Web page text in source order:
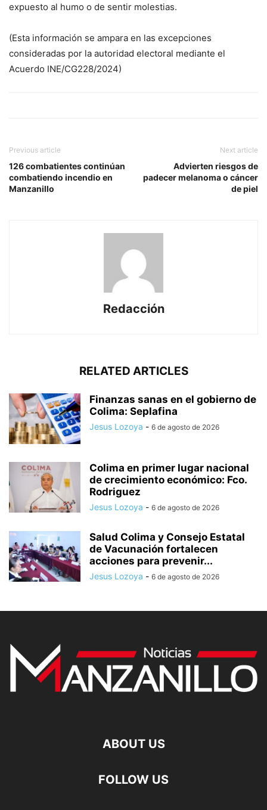
expuesto al humo o de sentir molestias.
(Esta información se ampara en las excepciones
consideradas por la autoridad electoral mediante el
Acuerdo INE/CG228/2024)
Previous article
126 combatientes continúan
combatiendo incendio en
Manzanillo
Next article
Advierten riesgos de
padecer melanoma o cáncer
de piel
Redacción
RELATED ARTICLES
Finanzas sanas en el gobierno de
Colima: Seplafina
Jesus Lozoya - 6 de agosto de 2026
Colima en primer lugar nacional
de crecimiento económico: Fco.
Rodriguez
Jesus Lozoya - 6 de agosto de 2026
Salud Colima y Consejo Estatal
de Vacunación fortalecen
acciones para prevenir...
Jesus Lozoya - 6 de agosto de 2026
ABOUT US
FOLLOW US